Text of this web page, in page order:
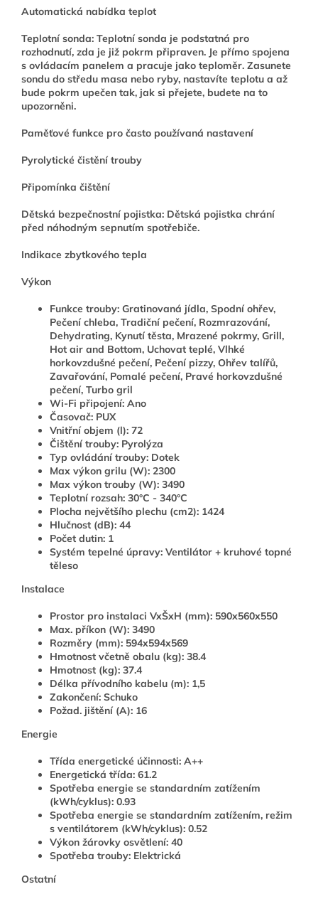
Automatická nabídka teplot
Teplotní sonda: Teplotní sonda je podstatná pro
rozhodnutí, zda je již pokrm připraven. Je přímo spojena
s ovládacím panelem a pracuje jako teploměr. Zasunete
sondu do středu masa nebo ryby, nastavíte teplotu a až
bude pokrm upečen tak, jak si přejete, budete na to
upozorněni.
Paměťové funkce pro často používaná nastavení
Pyrolytické čistění trouby
Připomínka čištění
Dětská bezpečnostní pojistka: Dětská pojistka chrání
před náhodným sepnutím spotřebiče.
Indikace zbytkového tepla
Výkon
Funkce trouby: Gratinovaná jídla, Spodní ohřev,
Pečení chleba, Tradiční pečení, Rozmrazování,
Dehydrating, Kynutí těsta, Mrazené pokrmy, Grill,
Hot air and Bottom, Uchovat teplé, Vlhké
horkovzdušné pečení, Pečení pizzy, Ohřev talířů,
Zavařování, Pomalé pečení, Pravé horkovzdušné
pečení, Turbo gril
Wi-Fi připojení: Ano
Časovač: PUX
Vnitřní objem (l): 72
Čištění trouby: Pyrolýza
Typ ovládání trouby: Dotek
Max výkon grilu (W): 2300
Max výkon trouby (W): 3490
Teplotní rozsah: 30°C - 340°C
Plocha největšího plechu (cm2): 1424
Hlučnost (dB): 44
Počet dutin: 1
Systém tepelné úpravy: Ventilátor + kruhové topné
těleso
Instalace
Prostor pro instalaci VxŠxH (mm): 590x560x550
Max. příkon (W): 3490
Rozměry (mm): 594x594x569
Hmotnost včetně obalu (kg): 38.4
Hmotnost (kg): 37.4
Délka přívodního kabelu (m): 1,5
Zakončení: Schuko
Požad. jištění (A): 16
Energie
Třída energetické účinnosti: A++
Energetická třída: 61.2
Spotřeba energie se standardním zatížením
(kWh/cyklus): 0.93
Spotřeba energie se standardním zatížením, režim
s ventilátorem (kWh/cyklus): 0.52
Výkon žárovky osvětlení: 40
Spotřeba trouby: Elektrická
Ostatní